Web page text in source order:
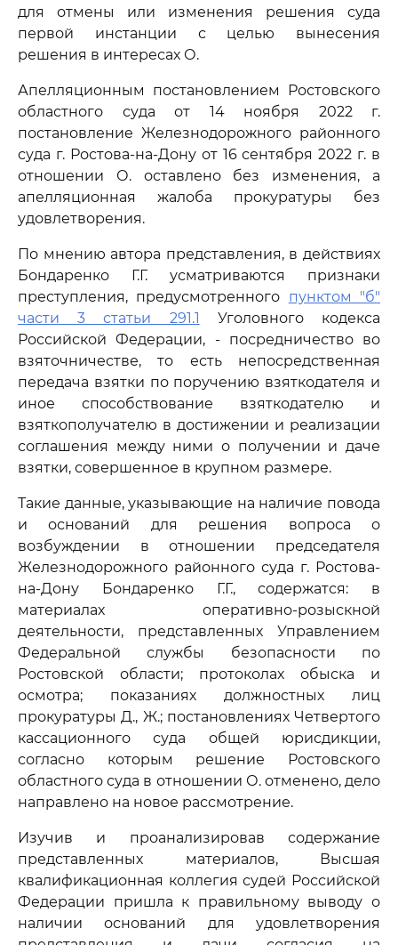
для отмены или изменения решения суда
первой инстанции с целью вынесения
решения в интересах О.
Апелляционным постановлением Ростовского
областного суда от 14 ноября 2022 г.
постановление Железнодорожного районного
суда г. Ростова-на-Дону от 16 сентября 2022 г. в
отношении О. оставлено без изменения, а
апелляционная жалоба прокуратуры без
удовлетворения.
По мнению автора представления, в действиях
Бондаренко Г.Г. усматриваются признаки
преступления, предусмотренного пунктом "б"
части 3 статьи 291.1 Уголовного кодекса
Российской Федерации, - посредничество во
взяточничестве, то есть непосредственная
передача взятки по поручению взяткодателя и
иное способствование взяткодателю и
взяткополучателю в достижении и реализации
соглашения между ними о получении и даче
взятки, совершенное в крупном размере.
Такие данные, указывающие на наличие повода
и оснований для решения вопроса о
возбуждении в отношении председателя
Железнодорожного районного суда г. Ростова-
на-Дону Бондаренко Г.Г., содержатся: в
материалах оперативно-розыскной
деятельности, представленных Управлением
Федеральной службы безопасности по
Ростовской области; протоколах обыска и
осмотра; показаниях должностных лиц
прокуратуры Д., Ж.; постановлениях Четвертого
кассационного суда общей юрисдикции,
согласно которым решение Ростовского
областного суда в отношении О. отменено, дело
направлено на новое рассмотрение.
Изучив и проанализировав содержание
представленных материалов, Высшая
квалификационная коллегия судей Российской
Федерации пришла к правильному выводу о
наличии оснований для удовлетворения